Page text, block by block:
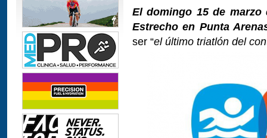
El domingo 15 de marzo
Estrecho en Punta
ser “el último triatlón del